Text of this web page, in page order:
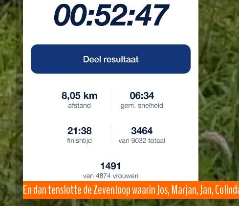
En dan tenslotte de Zevenloop waarin Jos, Marjan, Jan,